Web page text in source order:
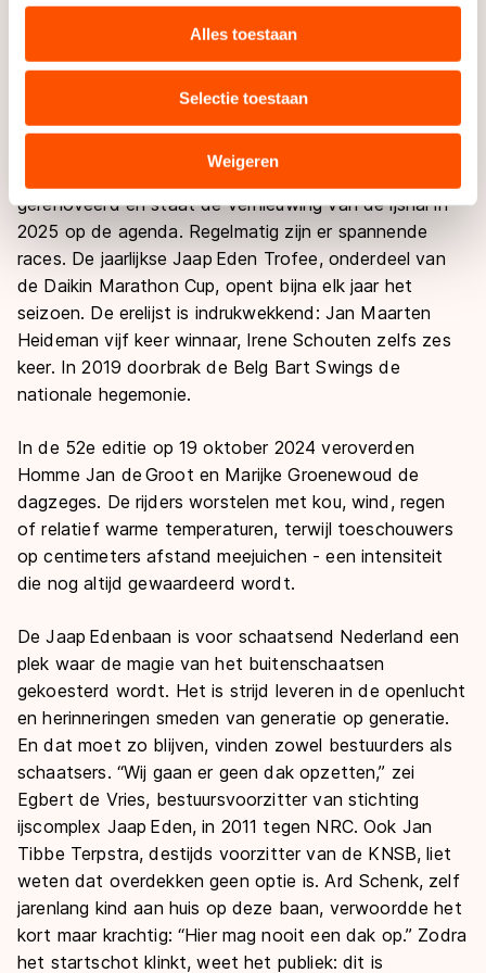
websiteverkeer te analyseren. We delen informatie over
uw gebruik van onze site met onze partners voor social
combineren met andere gegevens die u aan hen heeft
verstrekt of die zij hebben verzameld via hun services.
Sommige partners kunnen gegevens doorgeven aan
landen buiten de EU, zoals de VS, waar mogelijk geen
adequaat beschermingsniveau geldt volgens de GDPR.
Door op ‘Toestaan’ te klikken, stemt u in met deze
overdracht. Meer informatie vindt u in onscookiebeleid
Alles toestaan
Selectie toestaan
Weigeren
schaatsers graag behouden“, lieten de exploitanten
destijds weten aan Schaatsen.nl. Na de heropening
concludeerde een vaste bezoeker tegen AT5:
“Geweldig wat ze neergelegd hebben.”
Verdere toekomstplannen staan klaar. Naast de 400-
meterbaan zijn de kleedkamers en kantoren inmiddels
gerenoveerd en staat de vernieuwing van de ijshal in
2025 op de agenda. Regelmatig zijn er spannende
races. De jaarlijkse Jaap Eden Trofee, onderdeel van
de Daikin Marathon Cup, opent bijna elk jaar het
seizoen. De erelijst is indrukwekkend: Jan Maarten
Heideman vijf keer winnaar, Irene Schouten zelfs zes
keer. In 2019 doorbrak de Belg Bart Swings de
nationale hegemonie.
In de 52e editie op 19 oktober 2024 veroverden
Homme Jan de Groot en Marijke Groenewoud de
dagzeges. De rijders worstelen met kou, wind, regen
of relatief warme temperaturen, terwijl toeschouwers
op centimeters afstand meejuichen - een intensiteit
die nog altijd gewaardeerd wordt.
De Jaap Edenbaan is voor schaatsend Nederland een
plek waar de magie van het buitenschaatsen
gekoesterd wordt. Het is strijd leveren in de openlucht
en herinneringen smeden van generatie op generatie.
En dat moet zo blijven, vinden zowel bestuurders als
schaatsers. “Wij gaan er geen dak opzetten,” zei
Egbert de Vries, bestuursvoorzitter van stichting
ijscomplex Jaap Eden, in 2011 tegen NRC. Ook Jan
Tibbe Terpstra, destijds voorzitter van de KNSB, liet
weten dat overdekken geen optie is. Ard Schenk, zelf
jarenlang kind aan huis op deze baan, verwoordde het
kort maar krachtig: “Hier mag nooit een dak op.” Zodra
het startschot klinkt, weet het publiek: dit is